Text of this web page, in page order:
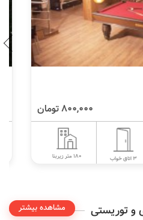
1,200,000 تومان
2 اتاق خواب 120 متر زیربنا
و توریستی مشاهده بیشتر